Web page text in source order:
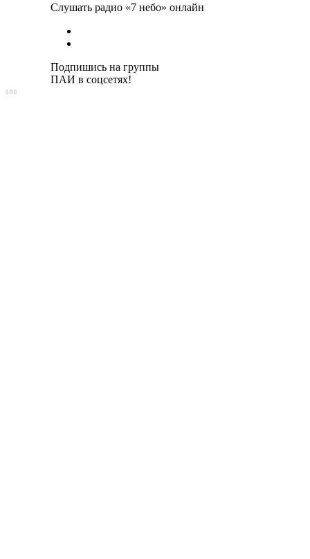
Слушать радио «7 небо» онлайн
Подпишись на группы
ПАИ в соцсетях!